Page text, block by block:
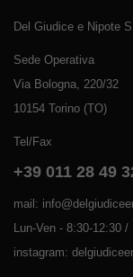
Del Giudice e Nipote
Sede Operativa
Via Bologna, 220/32
10154 Torino (TO)
Tel/Fax
+39 011 28 49
mail:
Lun-Ven - 8:30-12:30 /
instagram: